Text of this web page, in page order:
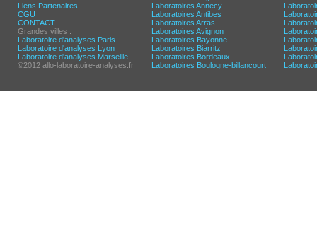
Liens Partenaires
CGU
CONTACT
Grandes villes :
Laboratoire d'analyses Paris
Laboratoire d'analyses Lyon
Laboratoire d'analyses Marseille
©2012 allo-laboratoire-analyses.fr
Laboratoires Annecy
Laboratoires Antibes
Laboratoires Arras
Laboratoires Avignon
Laboratoires Bayonne
Laboratoires Biarritz
Laboratoires Bordeaux
Laboratoires Boulogne-billancourt